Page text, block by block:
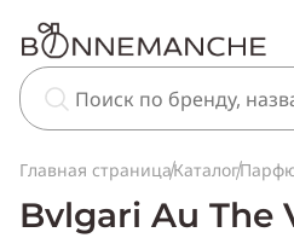
Главная страницаКаталог
Bvlgari Au The